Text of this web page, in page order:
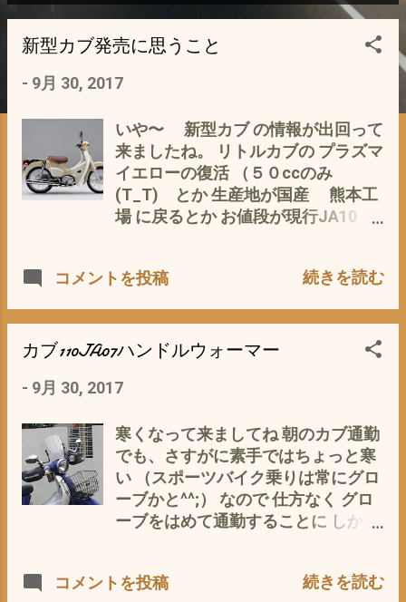
稿
新型カブ発売に思うこと
- 9月 30, 2017
いや〜 新型カブ の情報が出回って
来ましたね。 リトルカブの プラズマ
イエローの復活 （５０ccのみ
(T_T) とか 生産地が国産 熊本工
場 に戻るとか お値段が現行JA10 よ
けではないのでは？ 実物を見ていな
を見る限り、デザイン的には、 私の
愛車スーパーカブ110JA07とあまり
らでは、C100の復刻版のような感じ
と同じサイズのようだし（JA07は一
回り大きい） JA10では鉄製だった
チェーンカバーの素材は？ シート下
は、スッキリまとまっています。
（JA07 はふっくら^^; で ここから
JA10系の 中古相場がどうなるの
コメントを投稿 続きを読む
カブ110JA07ハンドルウォーマー
- 9月 30, 2017
寒くなって来ましてね 朝のカブ通勤
でも、さすがに素手ではちょっと寒
い （スポーツバイク乗りは常にグロ
ーブかと^^;） なので 仕方なく グロ
ーブをはめて通勤することに しか
∀ﾟ) そこで思い出したのが コミネ
コメントを投稿 続きを読む